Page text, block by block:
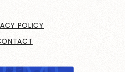
POLICY